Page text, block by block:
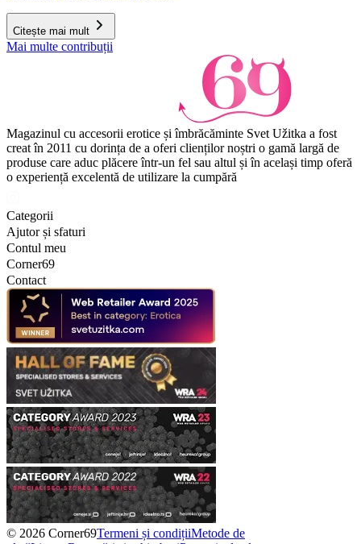
Citește mai mult
Mai multe contribuții
Magazinul cu accesorii erotice și îmbrăcăminte Svet Užitka a fost
creat în 2011 cu dorința de a oferi clienților noștri o gamă largă de
produse care aduc plăcere într-un fel sau altul și în același timp oferă
o experiență excelentă de utilizare la cumpără
Categorii
Ajutor și sfaturi
Contul meu
Corner69
Contact
© 2026 Corner69Termeni și condițiiMetode de